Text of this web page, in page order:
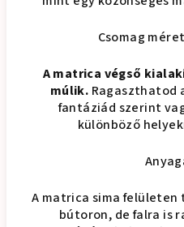
Csomag
A matrica végső
múlik. Ragaszthatod
fantáziád szerint
különböző
A matrica sima
bútoron, de falra is